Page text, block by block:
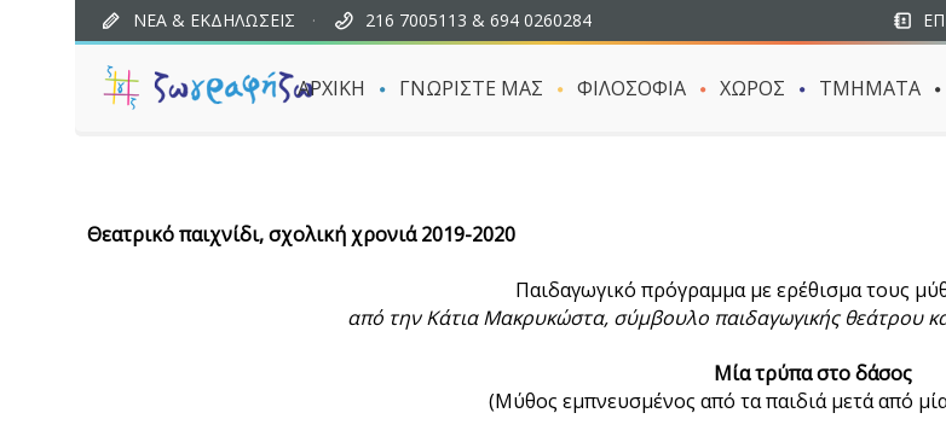
ΝΕΑ & ΕΚΔΗΛΩΣΕΙΣ · 216 7005113 & 694 0260284
ΑΡΧΙΚΗ ΓΝΩΡΙΣΤΕ ΜΑΣ ΦΙΛΟΣΟΦΙΑ ΧΩΡΟΣ ΤΜΗΜΑΤΑ
Θεατρικό παιχνίδι, σχολική χρονιά 2019-2020
Παιδαγωγικό πρόγραμμα με ερέθισμα τους
από την Κάτια Μακρυκώστα, σύμβουλο παιδαγωγικής θεάτρου
Μία τρύπα στο δάσος
(Μύθος εμπνευσμένος από τα παιδιά μετά από